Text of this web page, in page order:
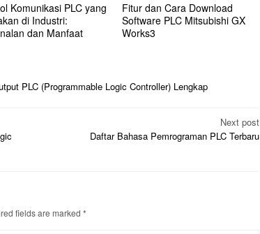
Komunikasi PLC yang
di Industri:
dan Manfaat
Fitur dan Cara Download
Software PLC Mitsubishi GX
Works3
PLC (Programmable Logic Controller) Lengkap
Next post
Daftar Bahasa Pemrograman PLC Terbaru
fields are marked *